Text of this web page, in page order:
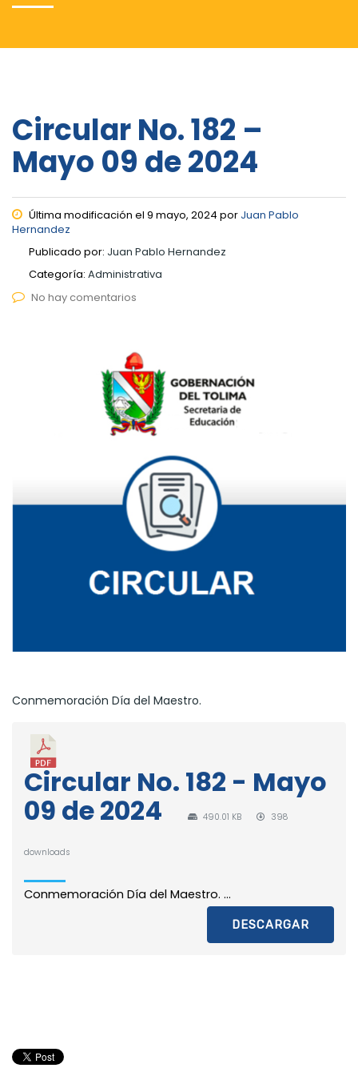
Circular No. 182 –
Mayo 09 de 2024
Última modificación el 9 mayo, 2024 por Juan Pablo
Hernandez
Publicado por: Juan Pablo Hernandez
Categoría: Administrativa
No hay comentarios
Conmemoración Día del Maestro.
Circular No. 182 - Mayo
09 de 2024
490.01 KB 398
downloads
Conmemoración Día del Maestro. ...
DESCARGAR